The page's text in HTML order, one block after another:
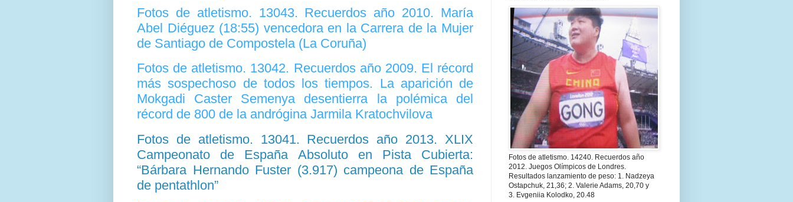
Fotos de atletismo. 13043. Recuerdos año 2010. María
Abel Diéguez (18:55) vencedora en la Carrera de la Mujer
de Santiago de Compostela (La Coruña)
Fotos de atletismo. 13042. Recuerdos año 2009. El récord
más sospechoso de todos los tiempos. La aparición de
Mokgadi Caster Semenya desentierra la polémica del
récord de 800 de la andrógina Jarmila Kratochvilova
Fotos de atletismo. 13041. Recuerdos año 2013. XLIX
Campeonato de España Absoluto en Pista Cubierta:
“Bárbara Hernando Fuster (3.917) campeona de España
de pentathlon”
Fotos de atletismo. 14240. Recuerdos año
2012. Juegos Olímpicos de Londres.
Resultados lanzamiento de peso: 1. Nadzeya
Ostapchuk, 21,36; 2. Valerie Adams, 20,70 y
3. Evgeniia Kolodko, 20.48